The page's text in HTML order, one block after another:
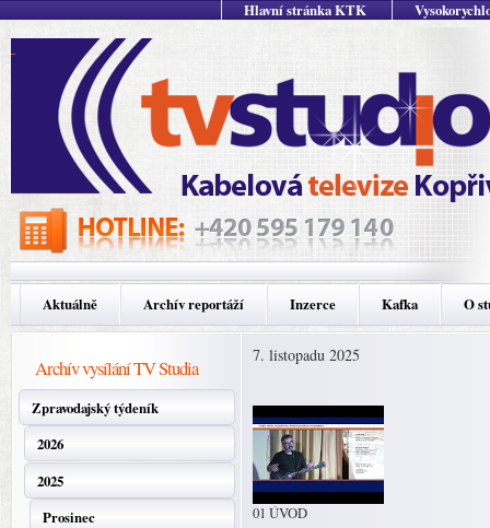
Hlavní stránka KTK
Aktuálně Archív reportáží Inzerce Kafka O
Archív vysílání TV Studia
Zpravodajský týdeník
2026
2025
Prosinec
7. listopadu 2025
01 ÚVOD